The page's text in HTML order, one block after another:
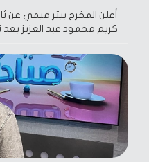
أعلن المخرج بيتر ميمي عن
كريم محمود عبد العزيز بعد